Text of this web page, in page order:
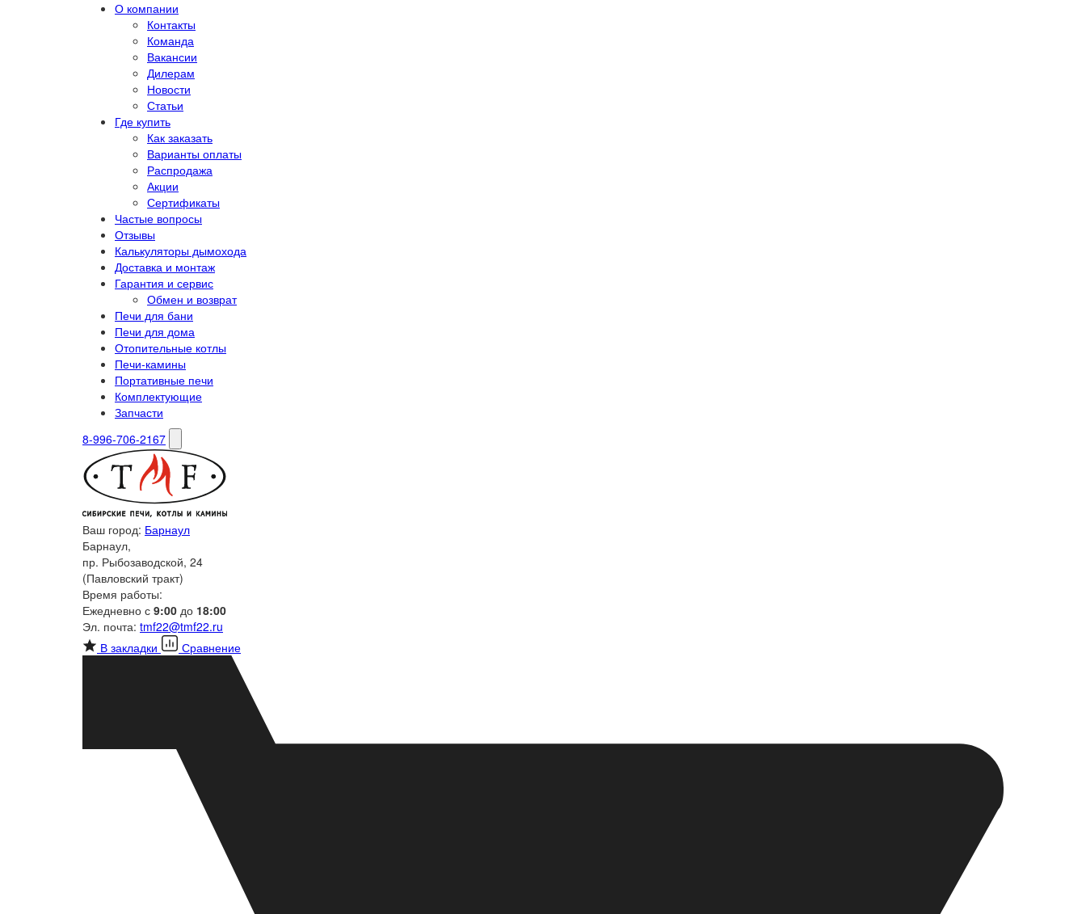
О компании
Контакты
Команда
Вакансии
Дилерам
Новости
Статьи
Где купить
Как заказать
Варианты оплаты
Распродажа
Акции
Сертификаты
Частые вопросы
Отзывы
Калькуляторы дымохода
Доставка и монтаж
Гарантия и сервис
Обмен и возврат
Печи для бани
Печи для дома
Отопительные котлы
Печи-камины
Портативные печи
Комплектующие
Запчасти
8-996-706-2167
Ваш город: Барнаул
Барнаул,
пр. Рыбозаводской, 24
(Павловский тракт)
Время работы:
Ежедневно с 9:00 до 18:00
Эл. почта: tmf22@tmf22.ru
В закладки
Сравнение